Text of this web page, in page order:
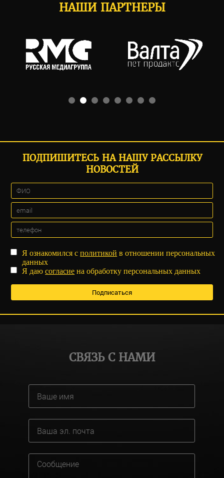
НАШИ ПАРТНЕРЫ
ПОДПИШИТЕСЬ НА НАШУ РАССЫЛКУ
НОВОСТЕЙ
Я ознакомился сполитикой в отношении персональных
данных
Я даюсогласие на обработку персональных данных
СВЯЗЬ С НАМИ